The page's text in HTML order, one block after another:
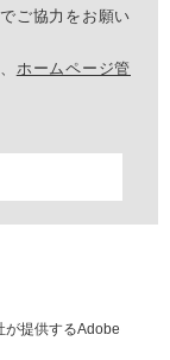
ご協力をお願い
ホームページ管
が提供するAdobe